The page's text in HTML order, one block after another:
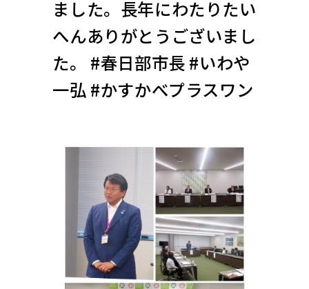
ました。長年にわたりたい
へんありがとうございまし
た。 #春日部市長 #いわや
一弘 #かすかべプラスワン